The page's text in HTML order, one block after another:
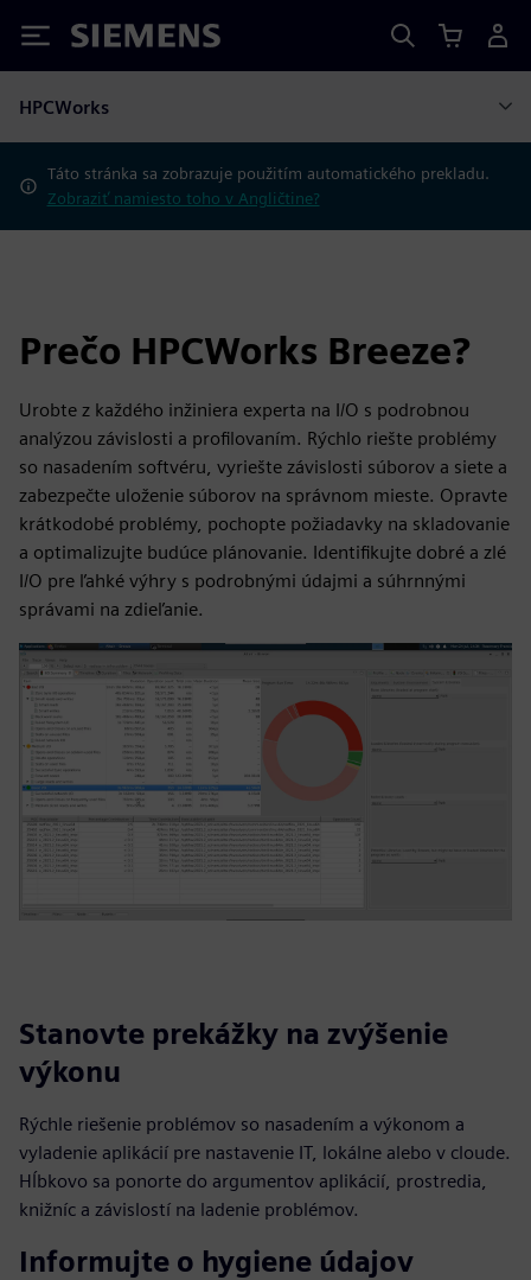
Siemens
HPCWorks
Táto stránka sa zobrazuje použitím automatického prekladu.
Zobraziť namiesto toho v Angličtine?
Prečo HPCWorks Breeze?
Urobte z každého inžiniera experta na I/O s podrobnou
analýzou závislosti a profilovaním. Rýchlo riešte problémy
so nasadením softvéru, vyriešte závislosti súborov a siete a
zabezpečte uloženie súborov na správnom mieste. Opravte
krátkodobé problémy, pochopte požiadavky na skladovanie
a optimalizujte budúce plánovanie. Identifikujte dobré a zlé
I/O pre ľahké výhry s podrobnými údajmi a súhrnnými
správami na zdieľanie.
Stanovte prekážky na zvýšenie
výkonu
Rýchle riešenie problémov so nasadením a výkonom a
vyladenie aplikácií pre nastavenie IT, lokálne alebo v cloude.
Hĺbkovo sa ponorte do argumentov aplikácií, prostredia,
knižníc a závislostí na ladenie problémov.
Informujte o hygiene údajov